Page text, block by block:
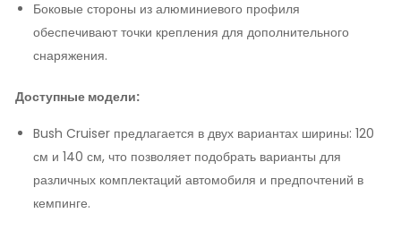
Боковые стороны из алюминиевого профиля
обеспечивают точки крепления для дополнительного
снаряжения.
Доступные модели:
Bush Cruiser предлагается в двух вариантах ширины: 120
см и 140 см, что позволяет подобрать варианты для
различных комплектаций автомобиля и предпочтений в
кемпинге.